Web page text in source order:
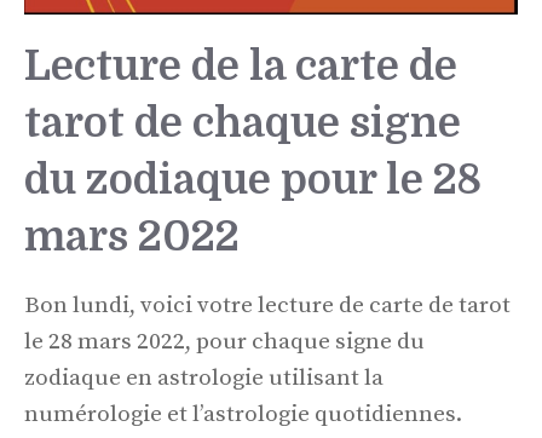
Lecture de la carte de
tarot de chaque signe
du zodiaque pour le 28
mars 2022
Bon lundi, voici votre lecture de carte de tarot
le 28 mars 2022, pour chaque signe du
zodiaque en astrologie utilisant la
numérologie et l’astrologie quotidiennes.